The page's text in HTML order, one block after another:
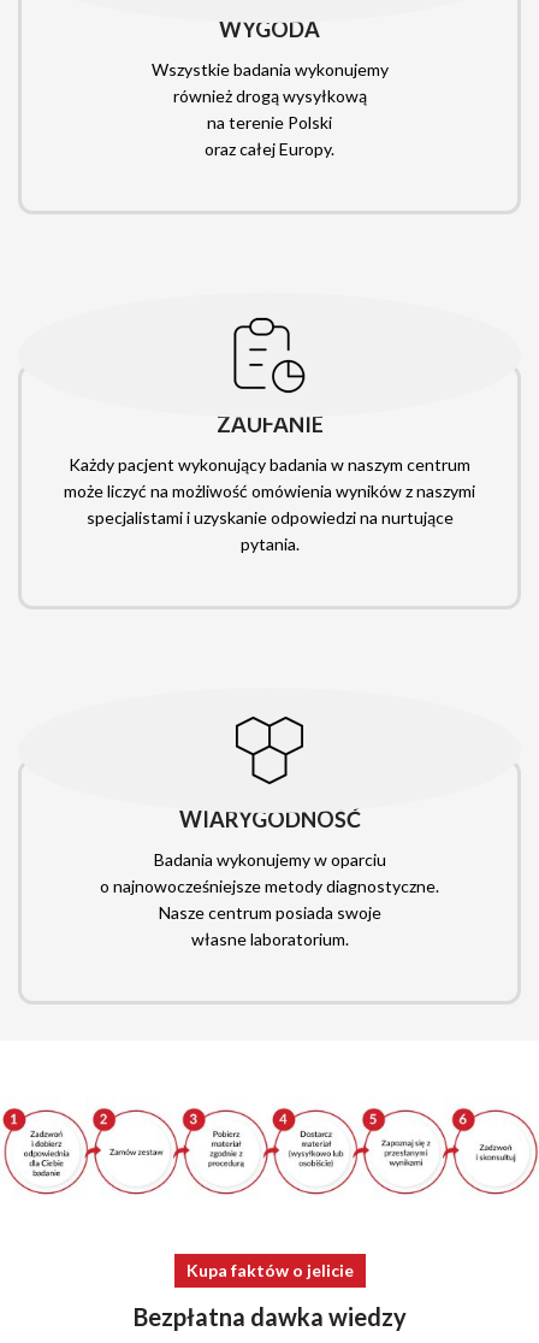
WYGODA
Wszystkie badania wykonujemy
również drogą wysyłkową
na terenie Polski
oraz całej Europy.
ZAUFANIE
Każdy pacjent wykonujący badania w naszym centrum
może liczyć na możliwość omówienia wyników z naszymi
specjalistami i uzyskanie odpowiedzi na nurtujące
pytania.
WIARYGODNOŚĆ
Badania wykonujemy w oparciu
o najnowocześniejsze metody diagnostyczne.
Nasze centrum posiada swoje
własne laboratorium.
Kupa faktów o jelicie
Bezpłatna dawka wiedzy